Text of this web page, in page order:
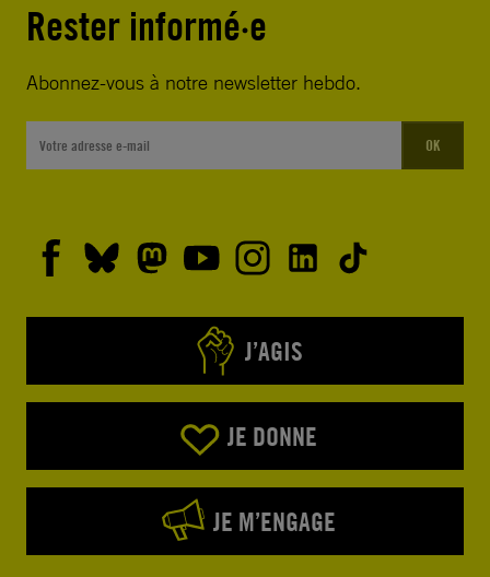
Rester informé·e
Abonnez-vous à notre newsletter hebdo.
OK
J’AGIS
JE DONNE
JE M’ENGAGE